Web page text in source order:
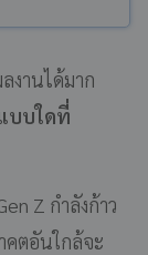
งานได้มาก
บบใดที่
Z กำลังก้าว
คตอันใกล้จะ